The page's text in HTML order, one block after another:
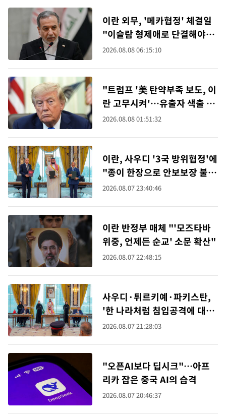
이란 외무, '메카협정' 체결일
"이슬람 형제애로 단결해야"
(종합)
2026.08.08 06:15:10
"트럼프 '美 탄약부족 보도, 이
란 고무시켜'…유출자 색출 지
시"
2026.08.08 01:51:32
이란, 사우디 '3국 방위협정'에
"종이 한장으로 안보보장 불
가"
2026.08.07 23:40:46
이란 반정부 매체 "'모즈타바
위중, 언제든 순교' 소문 확산"
2026.08.07 22:48:15
사우디·튀르키예·파키스탄,
'한 나라처럼 침입공격에 대응
하는' 방위협정 서명
2026.08.07 21:28:03
"오픈AI보다 딥시크"…아프
리카 잡은 중국 AI의 습격
2026.08.07 20:46:37